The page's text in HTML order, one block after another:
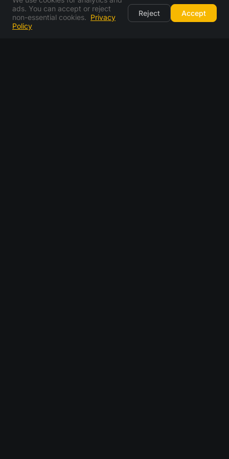
ads. You can accept or reject
non-essential cookies. Privacy
Policy
Reject Accept